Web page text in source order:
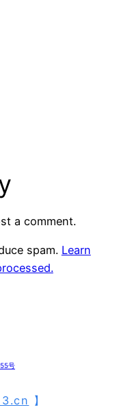
a comment.
spam. Learn
号
】